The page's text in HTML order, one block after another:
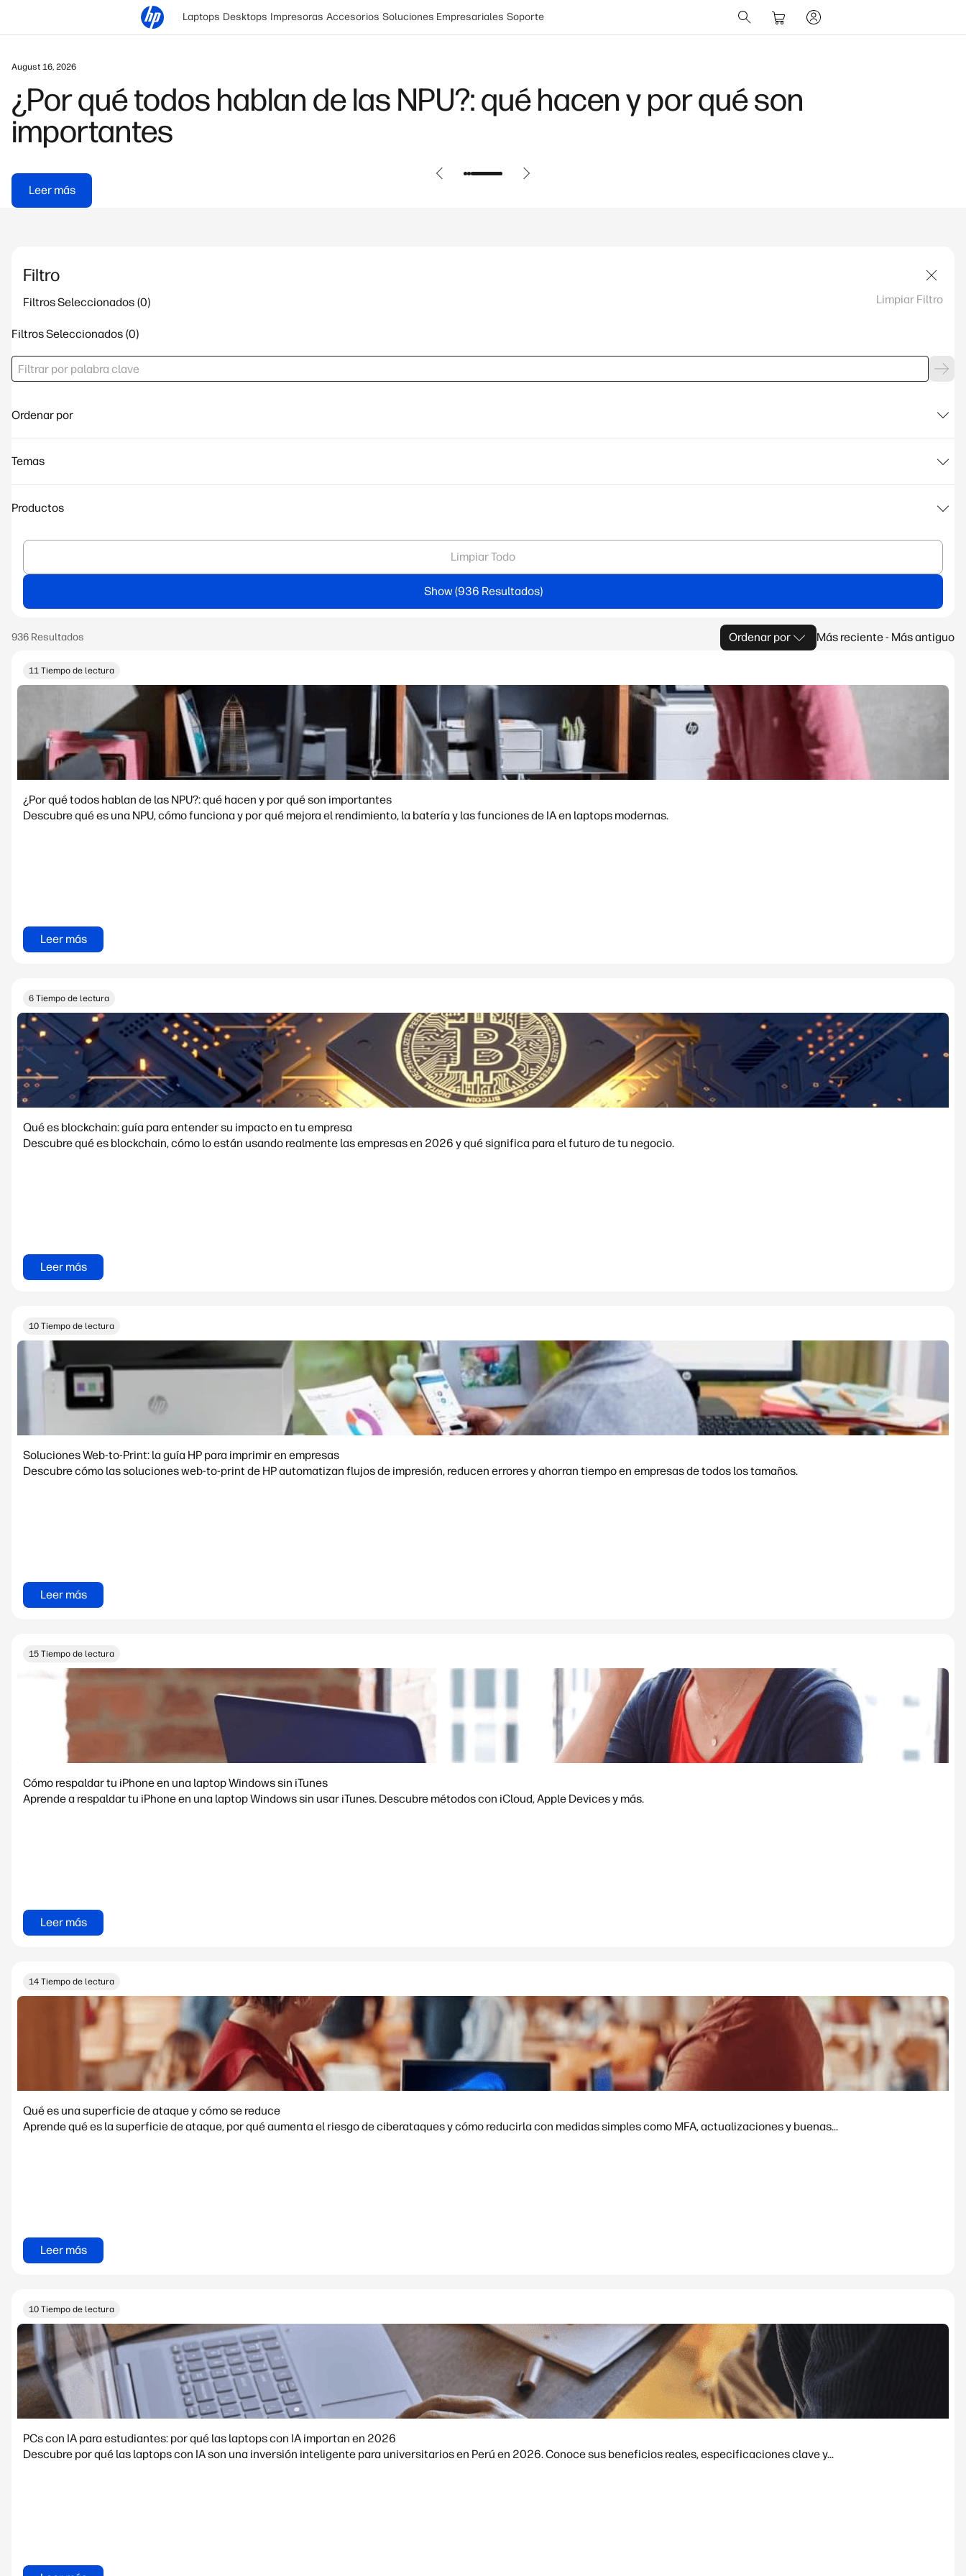
Laptops Desktops Impresoras Accesorios Soluciones Empresariales Soporte
August 16, 2026
¿Por qué todos hablan de las NPU?: qué hacen y por qué son
importantes
Leer más
Filtro
Filtros Seleccionados Limpiar Filtro
Filtros Seleccionados
Ordenar por
Temas
Productos
Limpiar Todo
Show
Ordenar por Más reciente - Más antiguo
11 Tiempo de lectura
¿Por qué todos hablan de las NPU?: qué hacen y por qué son importantes
Descubre qué es una NPU, cómo funciona y por qué mejora el rendimiento, la batería y las funciones de IA en laptops modernas.
Leer más
6 Tiempo de lectura
Qué es blockchain: guía para entender su impacto en tu empresa
Descubre qué es blockchain, cómo lo están usando realmente las empresas en 2026 y qué significa para el futuro de tu negocio.
Leer más
10 Tiempo de lectura
Soluciones Web-to-Print: la guía HP para imprimir en empresas
Descubre cómo las soluciones web-to-print de HP automatizan flujos de impresión, reducen errores y ahorran tiempo en empresas de todos los tamaños.
Leer más
15 Tiempo de lectura
Cómo respaldar tu iPhone en una laptop Windows sin iTunes
Aprende a respaldar tu iPhone en una laptop Windows sin usar iTunes. Descubre métodos con iCloud, Apple Devices y más.
Leer más
14 Tiempo de lectura
Qué es una superficie de ataque y cómo se reduce
Aprende qué es la superficie de ataque, por qué aumenta el riesgo de ciberataques y cómo reducirla con medidas simples como MFA, actualizaciones y buenas...
Leer más
10 Tiempo de lectura
PCs con IA para estudiantes: por qué las laptops con IA importan en 2026
Descubre por qué las laptops con IA son una inversión inteligente para universitarios en Perú en 2026. Conoce sus beneficios reales, especificaciones clave y...